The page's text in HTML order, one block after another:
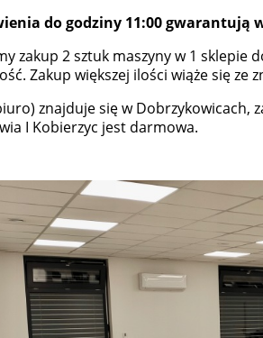
do godziny 11:00 gwarantują
zakup 2 sztuk maszyny w 1 sklepie
Zakup większej ilości wiąże się ze
znajduje się w Dobrzykowicach,
I Kobierzyc jest darmowa.